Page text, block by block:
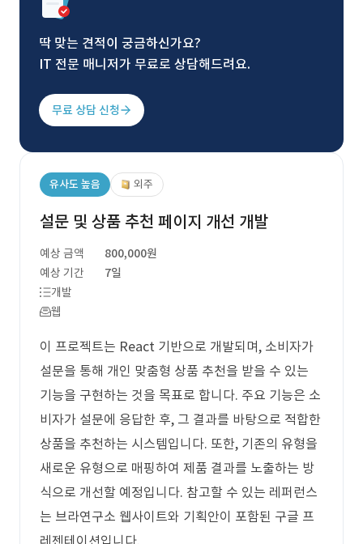
딱 맞는 견적이 궁금하신가요?
IT 전문 매니저가 무료로 상담해드려요.
무료 상담 신청
유사도 높음 외주
설문 및 상품 추천 페이지 개선 개발
예상 금액
800,000원
예상 기간
7일
개발
웹
이 프로젝트는 React 기반으로 개발되며, 소비자가
설문을 통해 개인 맞춤형 상품 추천을 받을 수 있는
기능을 구현하는 것을 목표로 합니다. 주요 기능은 소
비자가 설문에 응답한 후, 그 결과를 바탕으로 적합한
상품을 추천하는 시스템입니다. 또한, 기존의 유형을
새로운 유형으로 매핑하여 제품 결과를 노출하는 방
식으로 개선할 예정입니다. 참고할 수 있는 레퍼런스
는 브라연구소 웹사이트와 기획안이 포함된 구글 프
레젠테이션입니다.